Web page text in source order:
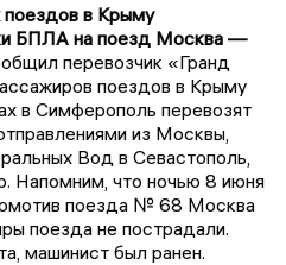
в Крыму
БПЛА на поезд Москва —
перевозчик «Гранд
поездов в Крыму
в Симферополь перевозят
из Москвы,
Вод в Севастополь,
Напомним, что ночью 8 июня
поезда № 68 Москва
поезда не пострадали.
машинист был ранен.